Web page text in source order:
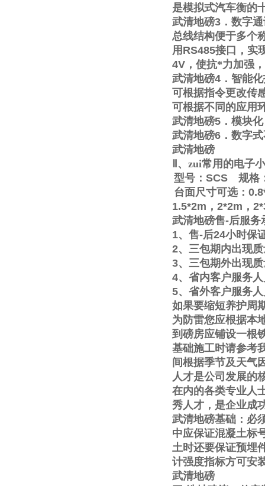
是模拟式汽车衡的
武清地磅3 ．数字
总线结构便于多个
用 RS485接口，实
4V ，使抗*力加强
武清地磅4 ．智能
可根据指令更改传
可根据不同的应用
武清地磅5 ．模块
武清地磅6 ．数字
武清地磅
、zui常用的电子
型号： SCS
规格
台面尺寸可选：
1.5*2m ， 2*2m ，
武清地磅售-后服务
1、售-后24小时保
2、三包期内出现
3、三包期外出现
4、省内客户服务
5、省外客户服务
如果要缩短养护周
为防雷您应根据本
到磅房应铺设一根
基础施工时请参考
间根据季节及天气
人才是公司发展的
在内的各类专业人
秀人才，是企业成
武清地磅基础：必
中应保证混凝土标
土时还要保证预埋
计强度指标方可安
武清地磅